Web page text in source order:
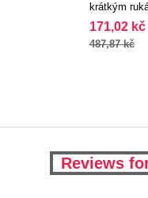
krátkým
171,02 kč
487,87 kč
Reviews